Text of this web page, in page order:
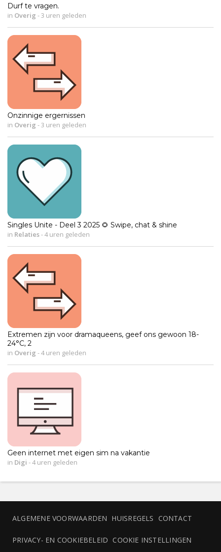
Durf te vragen.
in Overig -3 uren geleden
Onzinnige ergernissen
in Overig -3 uren geleden
Singles Unite - Deel 3 2025 🌻 Swipe, chat & shine
in Relaties-4 uren geleden
Extremen zijn voor dramaqueens, geef ons gewoon 18-
24°C, 2
in Overig -4 uren geleden
Geen internet met eigen sim na vakantie
in Digi -4 uren geleden
ALGEMENE VOORWAARDEN HUISREGELS CONTACT
PRIVACY- EN COOKIEBELEID COOKIE INSTELLINGEN